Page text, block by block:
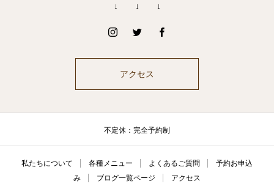
↓ ↓ ↓
アクセス
不定休：完全予約制
私たちについて 各種メニュー よくあるご質問
予約お申込
み
ブログ一覧ページ アクセス